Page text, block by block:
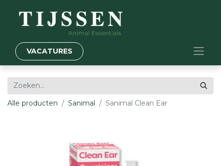
VACATURES
Alle producten Sanimal Sanimal Clean Ear